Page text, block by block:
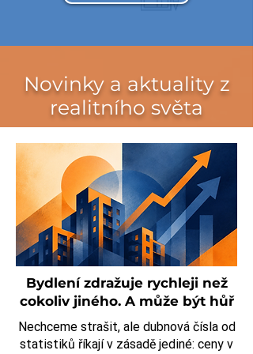
Novinky a aktuality z
realitního světa
Bydlení zdražuje rychleji než
cokoliv jiného. A může být hůř
Nechceme strašit, ale dubnová čísla od
statistiků říkají v zásadě jediné: ceny v